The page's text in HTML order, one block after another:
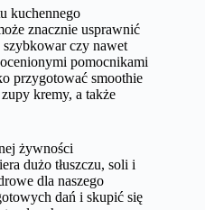
kuchennego
znacznie usprawnić
szybkowar czy nawet
pomocnikami
przygotować smoothie
kremy, a także
żywności
dużo tłuszczu, soli i
dla naszego
dań i skupić się